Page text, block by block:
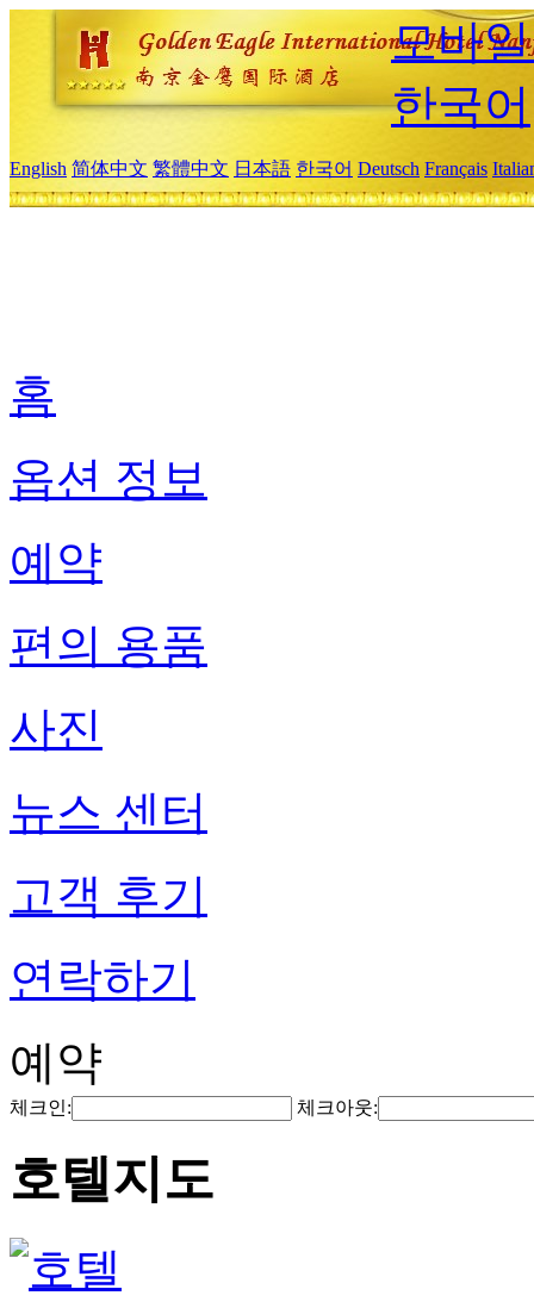
모바
한국어
English 简体中文 繁體中文 日本語 한국어 Deutsch Français
홈
옵션 정보
예약
편의 용품
사진
뉴스 센터
고객 후기
연락하기
예약
체크인: 체크아웃:
호텔지도